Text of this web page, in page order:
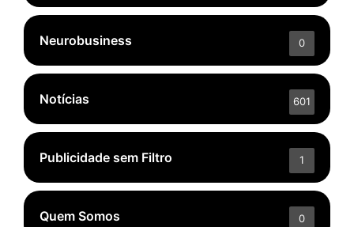
Neurobusiness 0
Notícias 601
Publicidade sem Filtro 1
Quem Somos 0